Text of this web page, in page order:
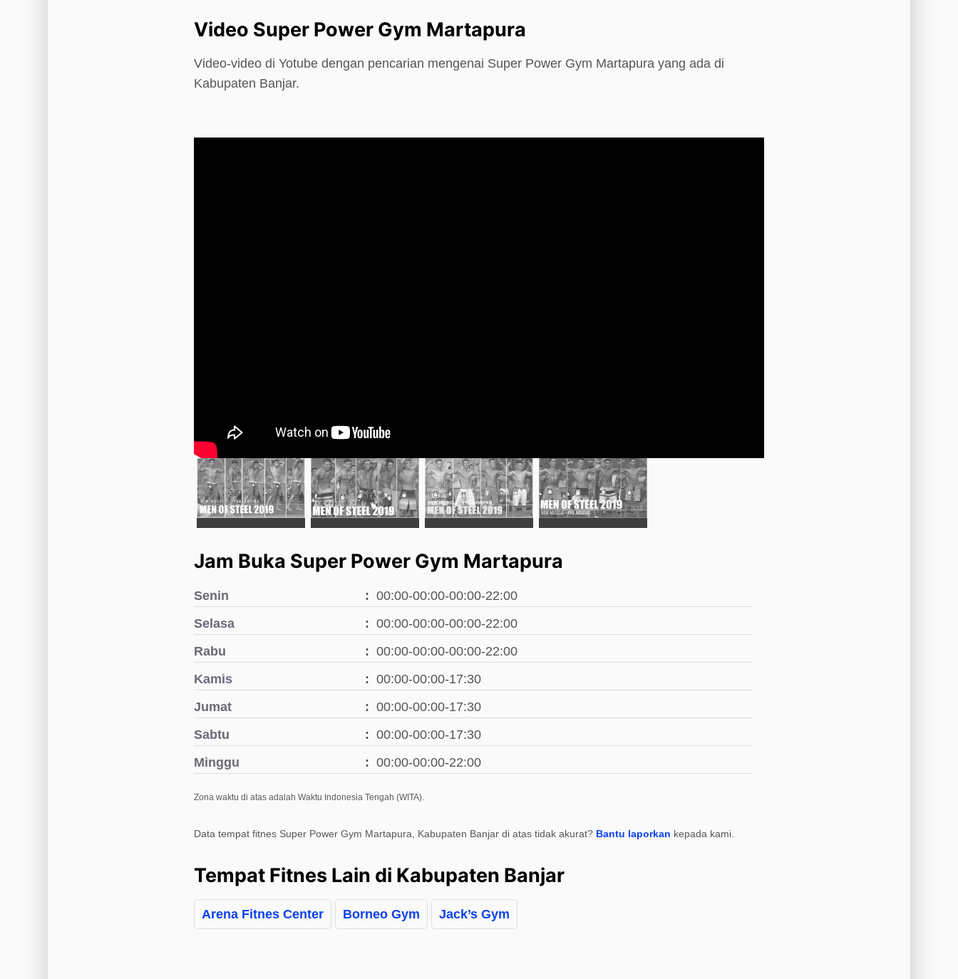
Video Super Power Gym Martapura
Video-video di Yotube dengan pencarian mengenai Super Power Gym Martapura yang ada di
Kabupaten Banjar.
Jam Buka Super Power Gym Martapura
Senin
00:00-00:00-00:00-22:00
Selasa
00:00-00:00-00:00-22:00
Rabu
00:00-00:00-00:00-22:00
Kamis
00:00-00:00-17:30
Jumat
00:00-00:00-17:30
Sabtu
00:00-00:00-17:30
Minggu
00:00-00:00-22:00
Zona waktu di atas adalah Waktu Indonesia Tengah (WITA).
Data tempat fitnes Super Power Gym Martapura, Kabupaten Banjar di atas tidak akurat? Bantu laporkan kepada kami.
Tempat Fitnes Lain di Kabupaten Banjar
Arena Fitnes Center Borneo Gym Jack’s Gym